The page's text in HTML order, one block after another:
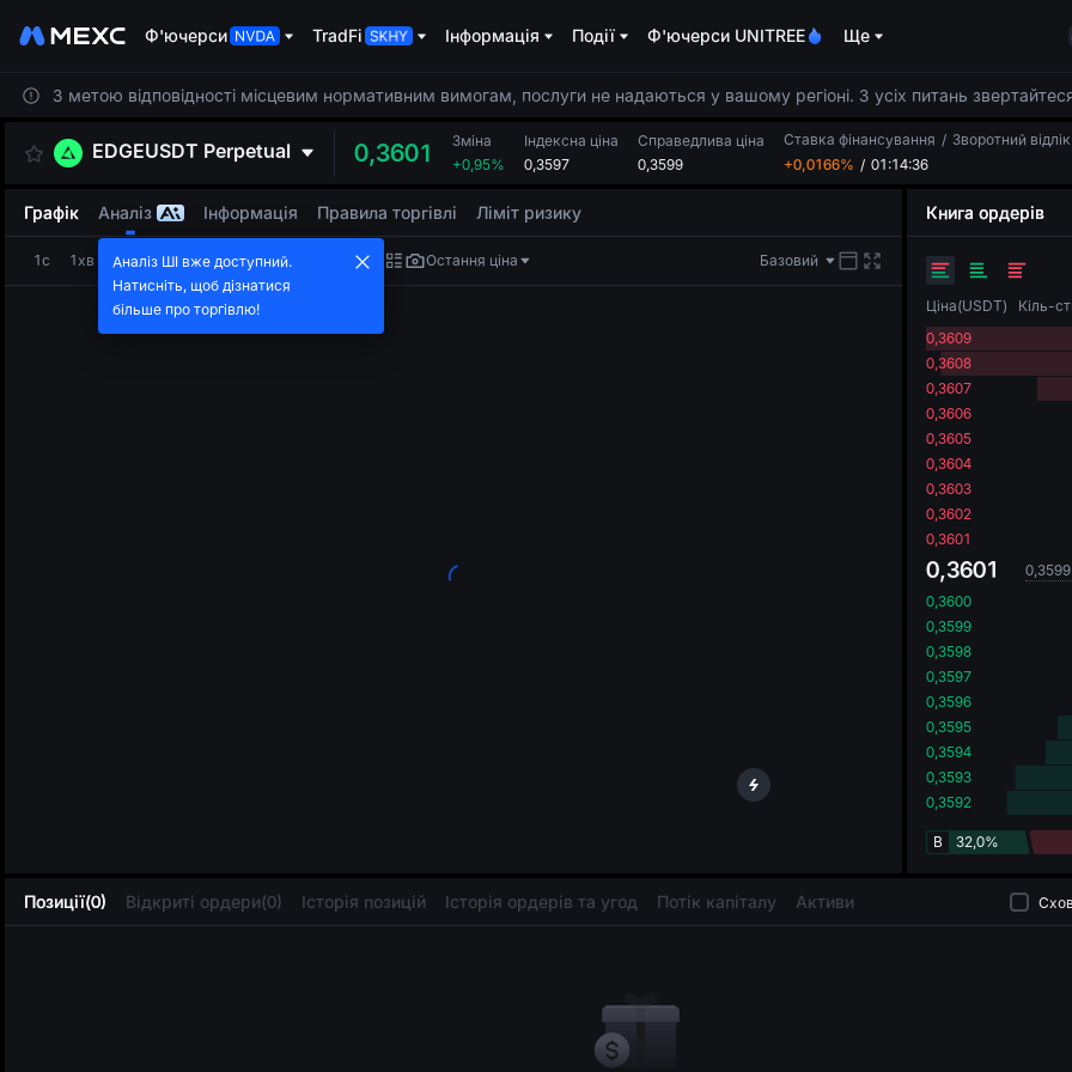
Ф'ючерси TradFi Інформація Події Ф'ючерси UNITREE Ще
З метою відповідності місцевим нормативним вимогам, послуги не надаються у вашому регіоні. З усіх питань звертайтеся
EDGEUSDT Perpetual 0,3601
Зміна
+0,95%
Індексна ціна
0,3597
Справедлива ціна
0,3599
Ставка фінансування / Зворотний відлік
+0,0166% / 01:14:35
Позиції(0) Відкриті ордери(0) Історія позицій Історія ордерів та угод Потік капіталу Активи
Графік Аналіз Інформація Правила торгівлі Ліміт ризику
1с 1хв 5хв 15хв 1г 4г 1дн Остання ціна Базовий
Книга ордерів
Ціна(USDT) Кіль-
0,3609
0,3608
0,3607
0,3606
0,3605
0,3604
0,3603
0,3602
0,3601
0,3601
0,3599
0,3600
0,3599
0,3598
0,3597
0,3596
0,3595
0,3594
0,3593
0,3592
32,0%
B
Аналіз ШІ вже доступний.
Натисніть, щоб дізнатися
більше про торгівлю!